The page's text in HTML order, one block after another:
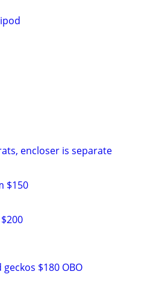
encloser is separate
$150
$180 OBO